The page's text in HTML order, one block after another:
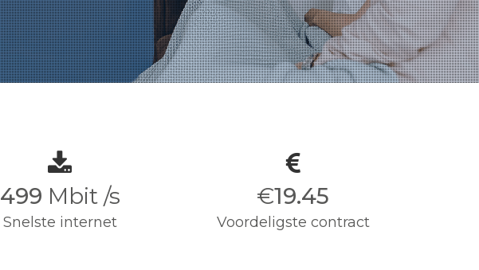
500 Mbit /s
Snelste internet
€19.50
Voordeligste contract